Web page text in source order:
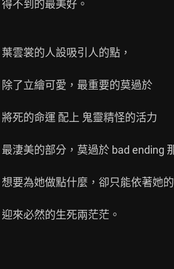
得不到的最美好。
葉雲裳的人設吸引人的點，
除了立繪可愛，最重要的莫過於
將死的命運 配上 鬼靈精怪的活力
最淒美的部分，莫過於 bad ending
想要為她做點什麼，卻只能依著她的
迎來必然的生死兩茫茫。